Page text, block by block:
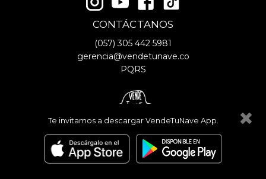
Te invitamos a descargar VendeTuNave App.
CONTÁCTANOS
(057)305 442 5981
gerencia@vendetunave.co
PQRS
© Copyright2026 - VendeTuNave
Términos y Condiciones